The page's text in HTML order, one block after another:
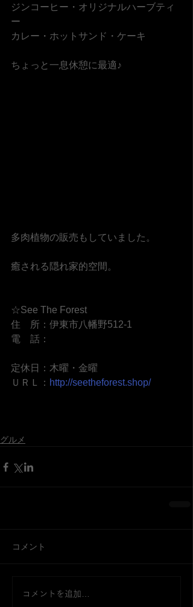
ジンコーヒー・オリジナルハーブティ
ー
カレー・ホットサンド・ケーキ
ちょっと一息休憩に最適♪
多肉植物の販売もしていました。
癒される隠れ家的空間。
☆See The Forest
住　所：伊東市八幡野512-1
電　話：
定休日：木曜・金曜
ＵＲＬ： http://seetheforest.shop/
グルメ
コメント
コメントを追加…